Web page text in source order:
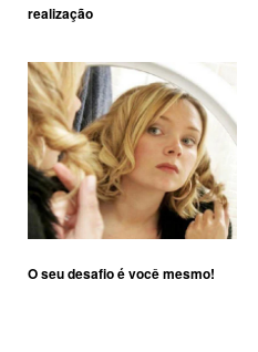
realização
O seu desafio é você mesmo!